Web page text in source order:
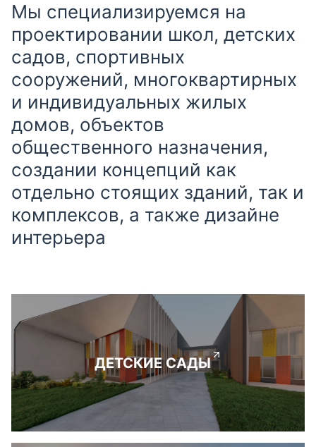
Мы специализируемся на
проектировании школ, детских
садов, спортивных
сооружений, многоквартирных
и индивидуальных жилых
домов, объектов
общественного назначения,
создании концепций как
отдельно стоящих зданий, так и
комплексов, а также дизайне
интерьера
ДЕТСКИЕ САДЫ